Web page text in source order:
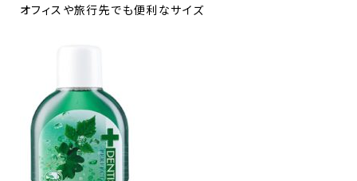
オフィスや旅行先でも便利なサイズ